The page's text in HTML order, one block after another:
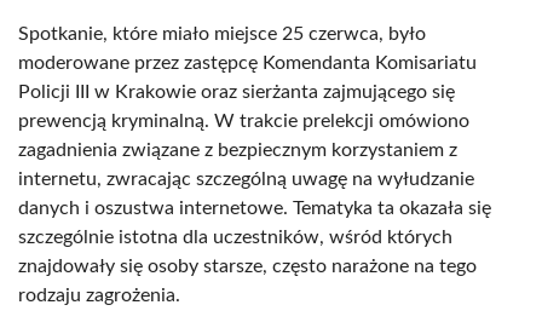
Spotkanie, które miało miejsce 25 czerwca, było
moderowane przez zastępcę Komendanta Komisariatu
Policji III w Krakowie oraz sierżanta zajmującego się
prewencją kryminalną. W trakcie prelekcji omówiono
zagadnienia związane z bezpiecznym korzystaniem z
internetu, zwracając szczególną uwagę na wyłudzanie
danych i oszustwa internetowe. Tematyka ta okazała się
szczególnie istotna dla uczestników, wśród których
znajdowały się osoby starsze, często narażone na tego
rodzaju zagrożenia.